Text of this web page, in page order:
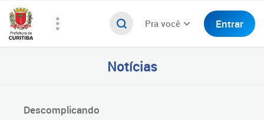
Pra você Entrar
Notícias
Descomplicando